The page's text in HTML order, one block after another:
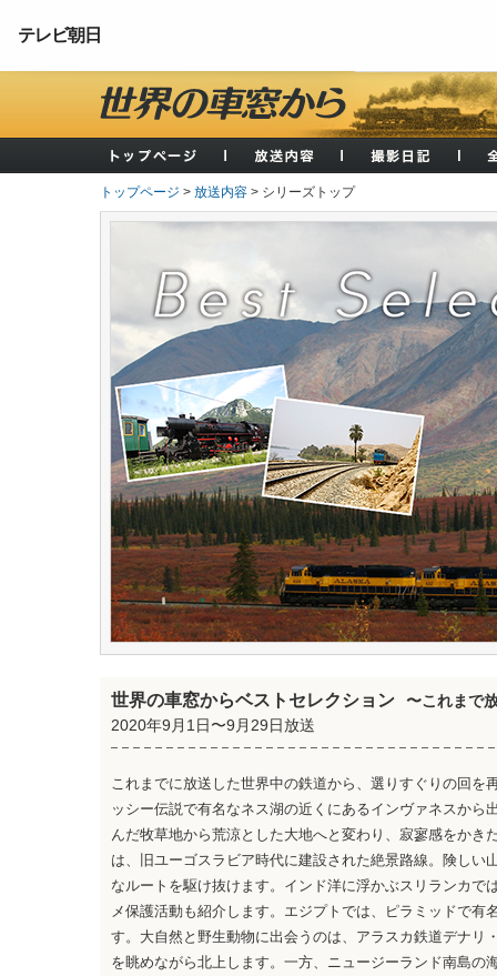
テレビ朝日
トップページ > 放送内容 > シリーズトップ
世界の車窓からベストセレクション
〜これまで
2020年9月1日〜9月29日放送
これまでに放送した世界中の鉄道から、選りすぐりの回
ッシー伝説で有名なネス湖の近くにあるインヴァネスか
んだ牧草地から荒涼とした大地へと変わり、寂寥感をか
は、旧ユーゴスラビア時代に建設された絶景路線。険し
なルートを駆け抜けます。インド洋に浮かぶスリランカ
メ保護活動も紹介します。エジプトでは、ピラミッドで
す。大自然と野生動物に出会うのは、アラスカ鉄道デナ
を眺めながら北上します。一方、ニュージーランド南島